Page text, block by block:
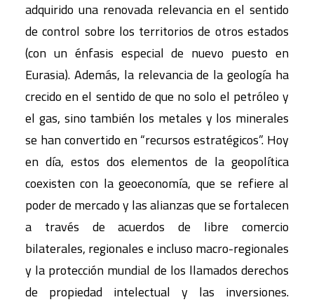
adquirido una renovada relevancia en el sentido
de control sobre los territorios de otros estados
(con un énfasis especial de nuevo puesto en
Eurasia). Además, la relevancia de la geología ha
crecido en el sentido de que no solo el petróleo y
el gas, sino también los metales y los minerales
se han convertido en “recursos estratégicos”. Hoy
en día, estos dos elementos de la geopolítica
coexisten con la geoeconomía, que se refiere al
poder de mercado y las alianzas que se fortalecen
a través de acuerdos de libre comercio
bilaterales, regionales e incluso macro-regionales
y la protección mundial de los llamados derechos
de propiedad intelectual y las inversiones.